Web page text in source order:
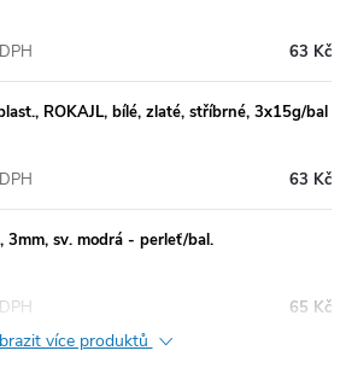
63 Kč
ROKAJL, bílé, zlaté, stříbrné, 3x15g/bal
63 Kč
3mm, sv. modrá - perleť/bal.
65 Kč
více produktů